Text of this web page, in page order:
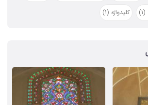
(1) کلیدواژه (1)